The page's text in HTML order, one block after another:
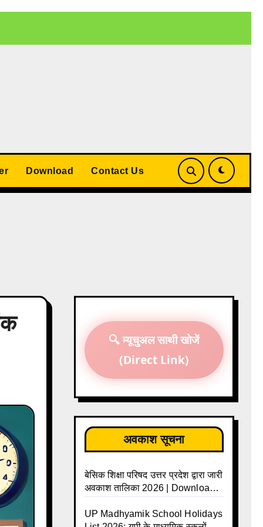
समझौता
Download Contact Us
🔍 म्यूचुअल साथी खोजें
(Direct Link)
अवकाश सूचना
बेसिक शिक्षा परिषद उत्तर प्रदेश द्वारा जारी
अवकाश तालिका 2026 | Download
Holiday List 2026 | Basic
UP Madhyamik School Holidays